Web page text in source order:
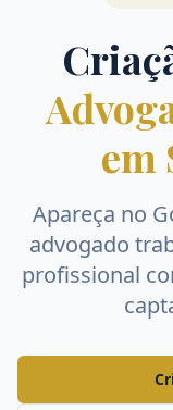
em
Apareça no
advogado
profissional